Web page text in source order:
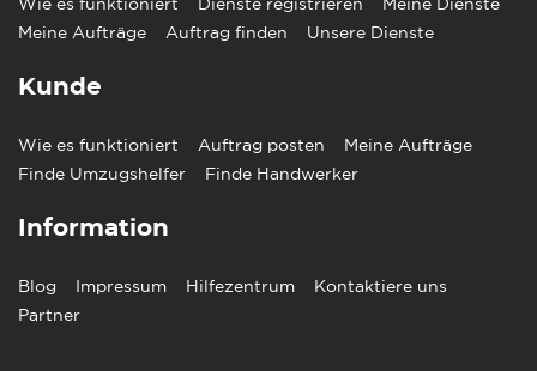
Meine Aufträge
Auftrag finden Unsere Dienste
Kunde
Wie es funktioniert Auftrag posten
Meine Aufträge
Finde Umzugshelfer
Finde Handwerker
Information
Blog Impressum Hilfezentrum
Kontaktiere uns
Partner